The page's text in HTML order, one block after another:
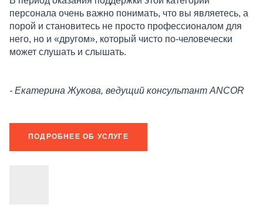
персонала очень важно понимать, что вы являетесь, а
порой и становитесь не просто профессионалом для
него, но и «другом», который чисто по-человечески
может слушать и слышать.
- Екатерина Жукова, ведущий консультант ANCOR
ПОДРОБНЕЕ ОБ УСЛУГЕ